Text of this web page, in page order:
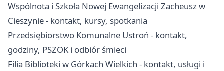
Wspólnota i Szkoła Nowej Ewangelizacji Zacheusz w
Cieszynie - kontakt, kursy, spotkania
Przedsiębiorstwo Komunalne Ustroń - kontakt,
godziny, PSZOK i odbiór śmieci
Filia Biblioteki w Górkach Wielkich - kontakt, usługi i